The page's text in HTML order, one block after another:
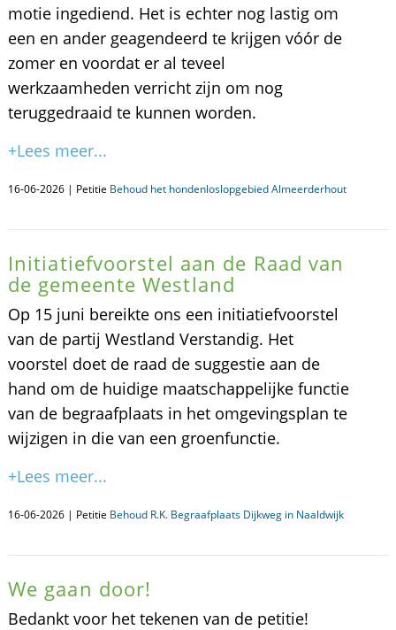
motie ingediend. Het is echter nog lastig om
een en ander geagendeerd te krijgen vóór de
zomer en voordat er al teveel
werkzaamheden verricht zijn om nog
teruggedraaid te kunnen worden.
+Lees meer...
16-06-2026 | Petitie Behoud het hondenloslopgebied Almeerderhout
Initiatiefvoorstel aan de Raad van
de gemeente Westland
Op 15 juni bereikte ons een initiatiefvoorstel
van de partij Westland Verstandig. Het
voorstel doet de raad de suggestie aan de
hand om de huidige maatschappelijke functie
van de begraafplaats in het omgevingsplan te
wijzigen in die van een groenfunctie.
+Lees meer...
16-06-2026 | Petitie Behoud R.K. Begraafplaats Dijkweg in Naaldwijk
We gaan door!
Bedankt voor het tekenen van de petitie!